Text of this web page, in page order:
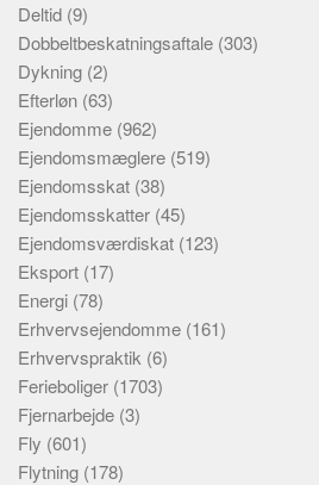
Deltid (9)
Dobbeltbeskatningsaftale (303)
Dykning (2)
Efterløn (63)
Ejendomme (962)
Ejendomsmæglere (519)
Ejendomsskat (38)
Ejendomsskatter (45)
Ejendomsværdiskat (123)
Eksport (17)
Energi (78)
Erhvervsejendomme (161)
Erhvervspraktik (6)
Ferieboliger (1703)
Fjernarbejde (3)
Fly (601)
Flytning (178)